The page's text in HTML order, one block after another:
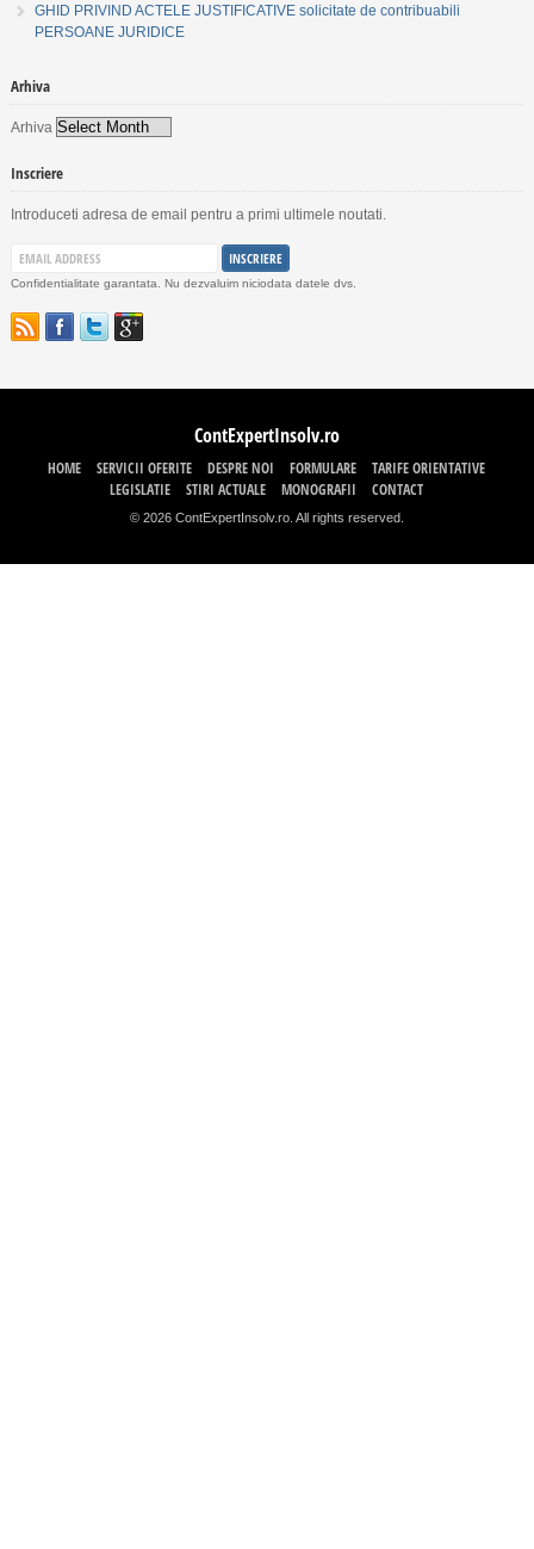
GHID PRIVIND ACTELE JUSTIFICATIVE solicitate de contribuabili
PERSOANE JURIDICE
Arhiva
Arhiva
Inscriere
Introduceti adresa de email pentru a primi ultimele noutati.
Confidentialitate garantata. Nu dezvaluim niciodata datele dvs.
ContExpertInsolv.ro
HOME SERVICII OFERITE DESPRE NOI FORMULARE
TARIFE ORIENTATIVE
LEGISLATIE
STIRI ACTUALE MONOGRAFII CONTACT
© 2026 ContExpertInsolv.ro. All rights reserved.